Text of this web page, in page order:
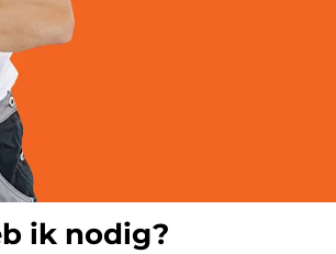
ik nodig?